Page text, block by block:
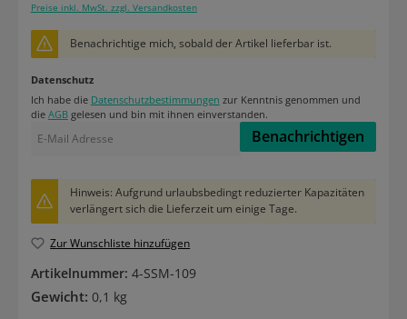
Preise inkl. MwSt. zzgl. Versandkosten
Benachrichtige mich, sobald der Artikel lieferbar ist.
Datenschutz
Ich habe die Datenschutzbestimmungen zur Kenntnis genommen und
die AGBgelesen und bin mit ihnen einverstanden.
Benachrichtigen
Hinweis: Aufgrund urlaubsbedingt reduzierter Kapazitäten
verlängert sich die Lieferzeit um einige Tage.
Zur Wunschliste hinzufügen
Artikelnummer: 4-SSM-109
Gewicht: 0,1 kg